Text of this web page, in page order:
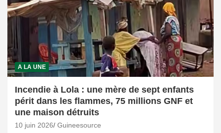
A LA UNE
Incendie à Lola : une mère de sept enfants
périt dans les flammes, 75 millions GNF et
une maison détruits
10 juin 2026 Guineesource